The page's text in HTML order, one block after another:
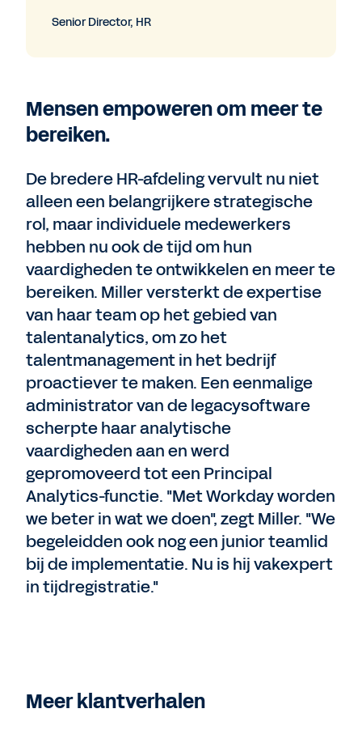
Senior Director, HR
Mensen empoweren om meer te
bereiken.
De bredere HR-afdeling vervult nu niet
alleen een belangrijkere strategische
rol, maar individuele medewerkers
hebben nu ook de tijd om hun
vaardigheden te ontwikkelen en meer te
bereiken. Miller versterkt de expertise
van haar team op het gebied van
talentanalytics, om zo het
talentmanagement in het bedrijf
proactiever te maken. Een eenmalige
administrator van de legacysoftware
scherpte haar analytische
vaardigheden aan en werd
gepromoveerd tot een Principal
Analytics-functie. "Met Workday worden
we beter in wat we doen", zegt Miller. "We
begeleidden ook nog een junior teamlid
bij de implementatie. Nu is hij vakexpert
in tijdregistratie."
Meer klantverhalen